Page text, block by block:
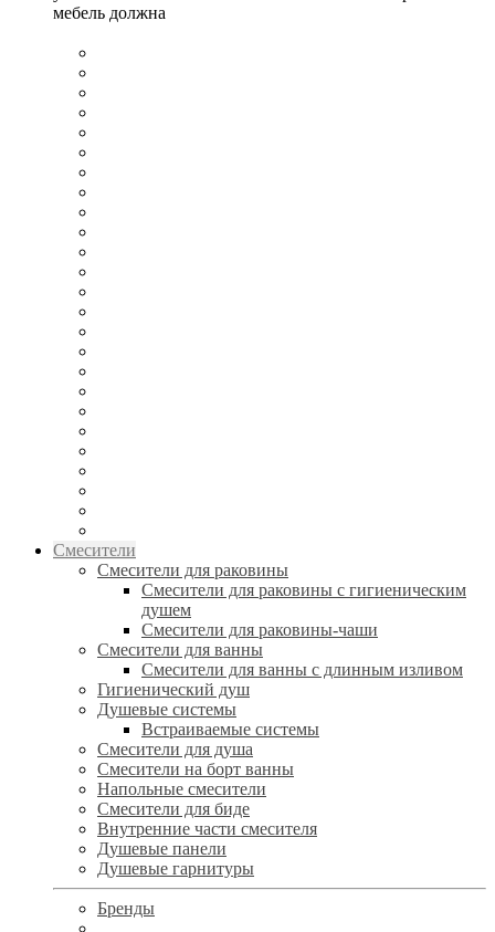
мебель должна
Смесители
Смесители для раковины
Смесители для раковины с гигиеническим
душем
Смесители для раковины-чаши
Смесители для ванны
Смесители для ванны с длинным изливом
Гигиенический душ
Душевые системы
Встраиваемые системы
Смесители для душа
Смесители на борт ванны
Напольные смесители
Смесители для биде
Внутренние части смесителя
Душевые панели
Душевые гарнитуры
Бренды